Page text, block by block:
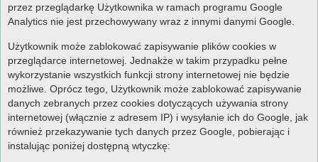
przez przeglądarkę Użytkownika w ramach programu Google
Analytics nie jest przechowywany wraz z innymi danymi Google.
Użytkownik może zablokować zapisywanie plików cookies w
przeglądarce internetowej. Jednakże w takim przypadku pełne
wykorzystanie wszystkich funkcji strony internetowej nie będzie
możliwe. Oprócz tego, Użytkownik może zablokować zapisywanie
danych zebranych przez cookies dotyczących używania strony
internetowej (włącznie z adresem IP) i wysyłanie ich do Google, jak
również przekazywanie tych danych przez Google, pobierając i
instalując poniżej dostępną wtyczkę: